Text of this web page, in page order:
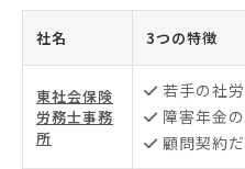
社名 3つの特徴
東社会保険
労務士事務
所
若手の社
障害年金
顧問契約